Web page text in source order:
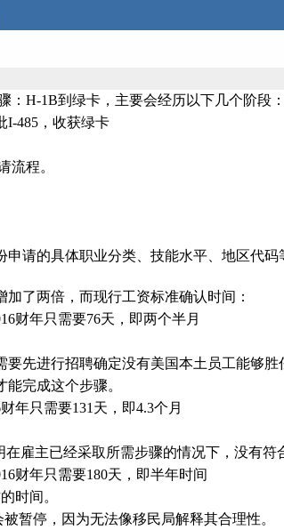
H-1B到绿卡，主要会经历以下几个阶段：
485，收获绿卡
流程。
请的具体职业分类、技能水平、地区代
了两倍，而现行工资标准确认时间：
财年只需要76天，即两个半月
先进行招聘确定没有美国本土员工能够胜
完成这个步骤。
年只需要131天，即4.3个月
雇主已经采取所需步骤的情况下，没有
财年只需要180天，即半年时间
时间。
暂停，因为无法像移民局解释其合理性。